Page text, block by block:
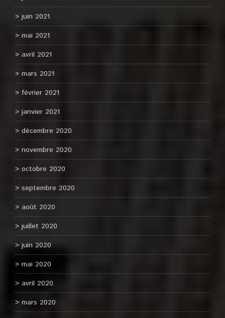
juin 2021
mai 2021
avril 2021
mars 2021
février 2021
janvier 2021
décembre 2020
novembre 2020
octobre 2020
septembre 2020
août 2020
juillet 2020
juin 2020
mai 2020
avril 2020
mars 2020